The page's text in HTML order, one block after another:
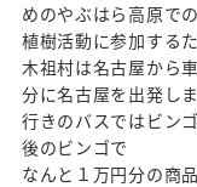
めのやぶはら高原での
植樹活動に参加するた
木祖村は名古屋から
分に名古屋を出発しま
行きのバスではビン
後のビンゴで
なんと１万円分の商